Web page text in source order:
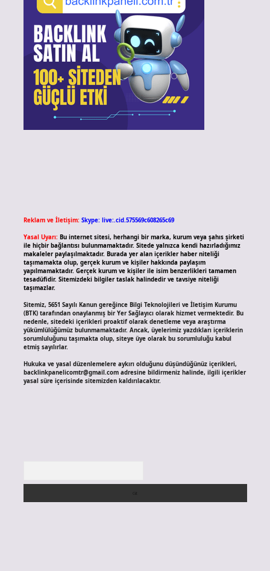
Reklam ve İletişim: Skype: live:.cid.575569c608265c69
Yasal Uyarı: Bu internet sitesi, herhangi bir marka, kurum veya şahıs şirketi
ile hiçbir bağlantısı bulunmamaktadır. Sitede yalnızca kendi hazırladığımız
makaleler paylaşılmaktadır. Burada yer alan içerikler haber niteliği
taşımamakta olup, gerçek kurum ve kişiler hakkında paylaşım
yapılmamaktadır. Gerçek kurum ve kişiler ile isim benzerlikleri tamamen
tesadüfidir. Sitemizdeki bilgiler taslak halindedir ve tavsiye niteliği
taşımazlar.
Sitemiz, 5651 Sayılı Kanun gereğince Bilgi Teknolojileri ve İletişim Kurumu
(BTK) tarafından onaylanmış bir Yer Sağlayıcı olarak hizmet vermektedir. Bu
nedenle, sitedeki içerikleri proaktif olarak denetleme veya araştırma
yükümlülüğümüz bulunmamaktadır. Ancak, üyelerimiz yazdıkları içeriklerin
sorumluluğunu taşımakta olup, siteye üye olarak bu sorumluluğu kabul
etmiş sayılırlar.
Hukuka ve yasal düzenlemelere aykırı olduğunu düşündüğünüz içerikleri,
backlinkpanelicomtr@gmail.comadresine bildirmeniz halinde, ilgili içerikler
yasal süre içerisinde sitemizden kaldırılacaktır.